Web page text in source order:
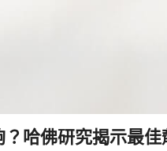
哈佛研究揭示最佳